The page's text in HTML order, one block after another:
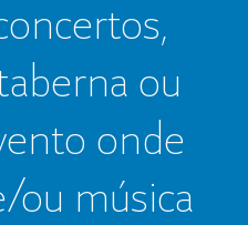
ou
onde
ou música